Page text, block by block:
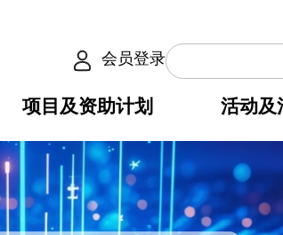
会员登录
术
项目及资助计划 活动及